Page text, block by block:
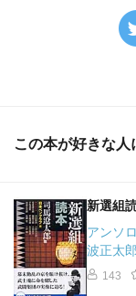
この本が好きな
新選組
アンソ
波正太
143